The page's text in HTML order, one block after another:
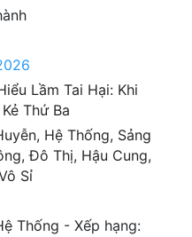
Lầm Tai Hại: Khi
Thứ Ba
, Hệ Thống, Sảng
,Đô Thị, Hậu Cung,
Sỉ
Thống - Xếp hạng: